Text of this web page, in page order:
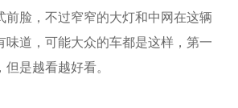
前脸，不过窄窄的大灯和中网在这辆
味道，可能大众的车都是这样，第一
是越看越好看。